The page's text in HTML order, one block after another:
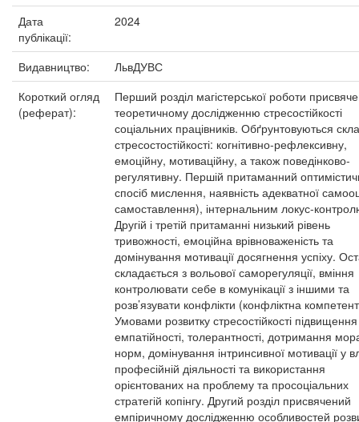
Дата
публікації:
2024
Видавництво:
ЛьвДУВС
Короткий огляд
(реферат):
Перший розділ магістерської роботи
теоретичному дослідженню стресостійкості
соціальних працівників. Обґрунтовуються
стресостостійкості: когнітивно-рефлексивну,
емоційну, мотиваційну, а також поведінково-
регулятивну. Першій притаманний
спосіб мислення, наявність адекватної
самоставлення), інтернальним локус-
Другій і третій притаманні низький рівень
тривожності, емоційна врівноваженість та
домінування мотивації досягнення успіху.
складається з вольової саморегуляції, вміння
контролювати себе в комунікації з іншими та
розв’язувати конфлікти (конфліктна
Умовами розвитку стресостійкості підвищення
емпатійності, толерантності, дотримання
норм, домінування інтринсивної мотивації у
професійній діяльності та використання
орієнтованих на проблему та просоціальних
стратегій копінгу. Другий розділ присвячений
емпіричному дослідженню особливостей